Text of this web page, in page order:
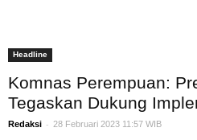
Headline
Komnas Perempuan:
Tegaskan Dukung
Redaksi - 28 Februari 2023 11:57 WIB